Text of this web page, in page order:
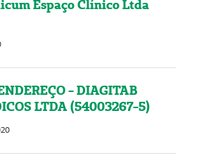
Espaço Clínico Ltda
- DIAGITAB
LTDA (54003267-5)